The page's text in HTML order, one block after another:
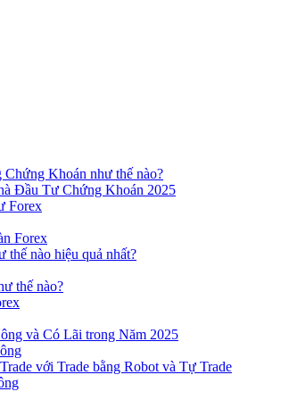
Khoán như thế nào?
Đầu Tư Chứng Khoán 2025
Forex
Forex
nào hiệu quả nhất?
thế nào?
và Có Lãi trong Năm 2025
với Trade bằng Robot và Tự Trade